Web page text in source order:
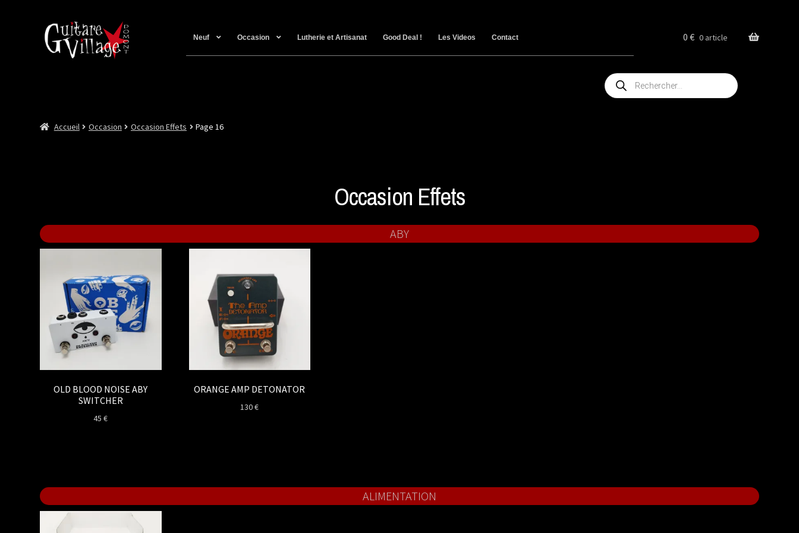
Neuf Occasion Lutherie et Artisanat Good Deal ! Les Videos Contact 0€ 0 article
Recherche
de
produits
Accueil Occasion Occasion Effets Page 16
Occasion Effets
ABY
OLD BLOOD NOISE ABY
SWITCHER
45€
ORANGE AMP DETONATOR
130€
ALIMENTATION